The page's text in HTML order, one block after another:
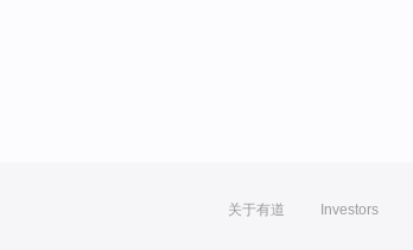
关于有道 Investors